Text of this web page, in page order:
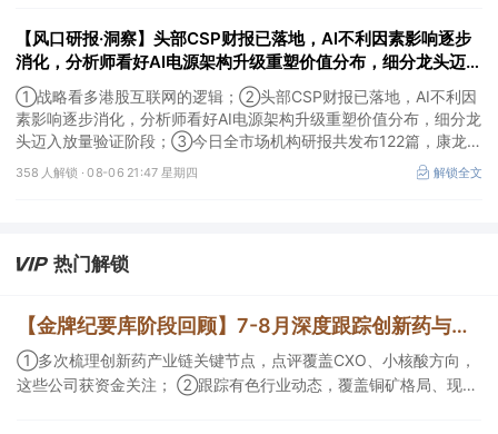
【风口研报·洞察】头部CSP财报已落地，AI不利因素影响逐步
消化，分析师看好AI电源架构升级重塑价值分布，细分龙头迈入
放量验证阶段；战略看多港股互联网的逻辑
①战略看多港股互联网的逻辑；②头部CSP财报已落地，AI不利因
素影响逐步消化，分析师看好AI电源架构升级重塑价值分布，细分龙
头迈入放量验证阶段；③今日全市场机构研报共发布122篇，康龙化
成、江淮汽车评级得到上调，9家公司获得首度覆盖，其中乔锋智能
获新财富分析师深度覆盖；④在个股机构关注度排行中，华峰化学
358 人解锁 ·08-06 21:47 星期四 解锁全文
热门解锁
【金牌纪要库阶段回顾】7-8月深度跟踪创新药与有色/铜方向，持续把握产业变化脉络+前瞻价值
①多次梳理创新药产业链关键节点，点评覆盖CXO、小核酸方向，
这些公司获资金关注； ②跟踪有色行业动态，覆盖铜矿格局、现货